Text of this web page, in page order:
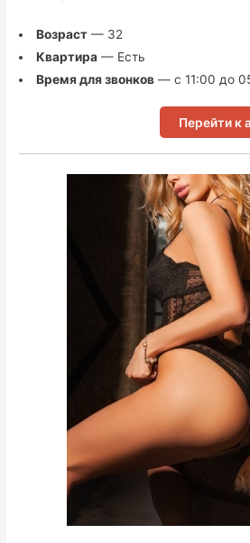
Возраст— 32
Квартира— Есть
Время для звонков— с 11:00 до
Перейти к